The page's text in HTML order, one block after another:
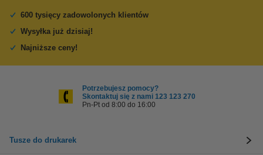
600 tysięcy zadowolonych klientów
Wysyłka już dzisiaj!
Najniższe ceny!
Potrzebujesz pomocy?
Skontaktuj się z nami 123 123 270
Pn-Pt od 8:00 do 16:00
Tusze do drukarek